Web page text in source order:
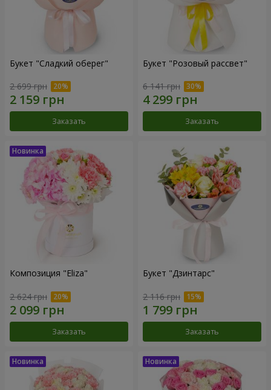
Букет "Сладкий оберег"
2 699 грн
Заказать
Букет "Розовый рассвет"
6 141 грн
Заказать
Композиция "Eliza"
2 624 грн
Заказать
Букет "Дзинтарс"
2 116 грн
Заказать